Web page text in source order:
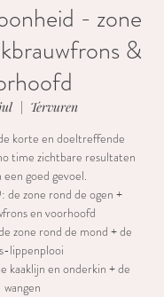
- zone
&
  |
Tervuren
korte en doeltreffende
time zichtbare resultaten
een goed gevoel.
de zone rond de ogen +
en voorhoofd
zone rond de mond + de
lippenplooi
kaaklijn en onderkin + de
wangen